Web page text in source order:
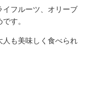
イフルーツ、オリーブ
す。
も美味しく食べられ